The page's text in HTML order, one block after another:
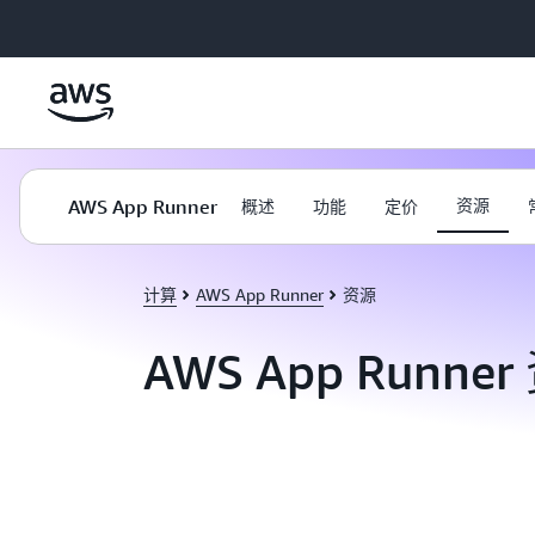
AWS App Runner 概述 功能 定价 资源
计算 AWS App Runner 资源
AWS App Runner